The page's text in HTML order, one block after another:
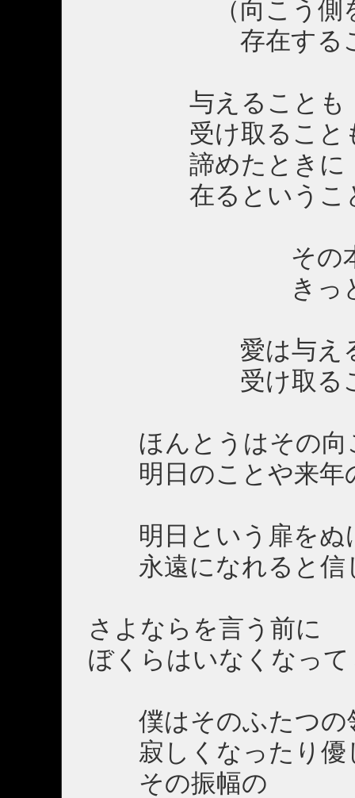
（向こう側を
存在すること
与えることも
受け取ること
諦めたときに
在るということ
その本
きっと「死
愛は与えるこ
受け取ること
ほんとうはその向
明日のことや来年
明日という扉をぬ
永遠になれると信
さよならを言う前に
ぼくらはいなくなっ
僕はそのふたつの
寂しくなったり優
その振幅の